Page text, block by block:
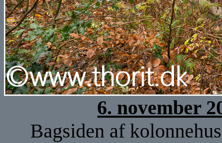
6. november
Bagsiden af